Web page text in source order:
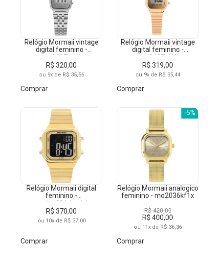
Relógio Mormaii vintage
digital feminino -
moj8687ab4k
R$ 320,00
ou 9x de R$ 35,56
Comprar
Relógio Mormaii vintage
digital feminino -
moj8687aj/4j
R$ 319,00
ou 9x de R$ 35,44
Comprar
Relógio Mormaii digital
feminino -
mojad291daa4d
R$ 370,00
ou 10x de R$ 37,00
Comprar
-5%
Relógio Mormaii analogico
feminino - mo2036kf1x
R$ 420,00
R$ 400,00
ou 11x de R$ 36,36
Comprar